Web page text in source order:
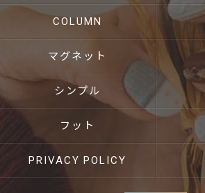
COLUMN
マグネット
シンプル
フット
PRIVACY POLICY